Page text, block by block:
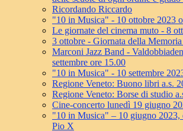
Ricordando Riccardo
"10 in Musica" - 10 ottobre 2023
Le giornate del cinema muto - 8
3 ottobre - Giornata della
Marconi Jazz Band -
settembre ore 15.00
"10 in Musica" - 10 settembre
Regione Veneto: Buono libri a.s.
Regione Veneto: Borse di studio
Cine-concerto lunedì 19 giugno
"10 in Musica" – 10 giugno 2023,
Pio X